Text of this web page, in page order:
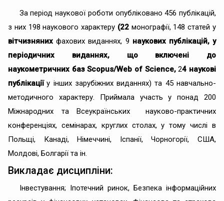
За період наукової роботи опубліковано 456 публікацій,
з них 198 наукового характеру (22монографії, 148 статей у
вітчизнянихфахових виданнях, 9 наукових публікацій, у
періодичних виданнях, що включені до
наукометричних баз Scopus/Web of Science,24 наукові
публікаціїу інших зарубіжних виданнях) та 45 навчально-
методичного характеру. Приймала участь у понад 200
Міжнародних та Всеукраїнських науково-практичних
конференціях, семінарах, круглих столах, у тому числі в
Польщі, Канаді, Німеччині, Іспанії, Чорногорії, США,
Молдові, Болгарії та ін.
Викладає дисципліни:
Інвестування; Іпотечний ринок, Безпека інформаційних